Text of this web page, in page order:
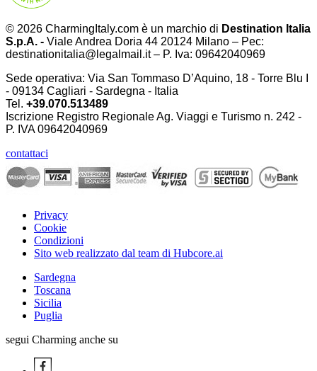
© 2026 CharmingItaly.com è un marchio di Destination Italia
S.p.A. - Viale Andrea Doria 44 20124 Milano – Pec:
destinationitalia@legalmail.it – P. Iva: 09642040969
Sede operativa: Via San Tommaso D’Aquino, 18 - Torre Blu I
- 09134 Cagliari - Sardegna - Italia
Tel. +39.070.513489
Iscrizione Registro Regionale Ag. Viaggi e Turismo n. 242 -
P. IVA09642040969
contattaci
Privacy
Cookie
Condizioni
Sito web realizzato dal team di Hubcore.ai
Sardegna
Toscana
Sicilia
Puglia
segui Charming anche su